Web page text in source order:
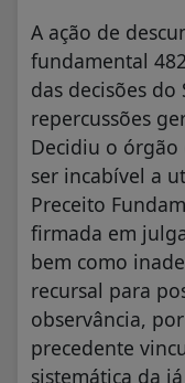
A ação de
fundamental
das decisões do
repercussões
Decidiu o órgão
ser incabível a
Preceito
firmada em
bem como
recursal para
observância,
precedente
sistemática da